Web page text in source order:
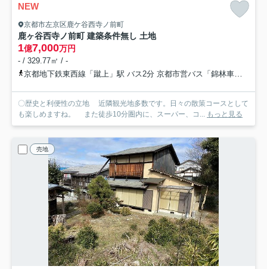
NEW
京都市左京区鹿ケ谷西寺ノ前町
鹿ヶ谷西寺ノ前町 建築条件無し 土地
1億7,000万円
- / 329.77㎡ / -
京都地下鉄東西線「蹴上」駅 バス2分 京都市営バス「錦林車庫前」 停歩1分
〇歴史と利便性の立地 近隣観光地多数です。日々の散策コースとして
も楽しめますね。 また徒歩10分圏内に、スーパー、コ... もっと見る
売地